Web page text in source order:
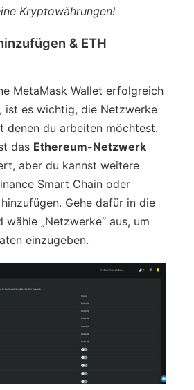
Kryptowährungen!
& ETH
MetaMask Wallet erfolgreich
ist es wichtig, die Netzwerke
denen du arbeiten möchtest.
das Ethereum-Netzwerk
aber du kannst weitere
Smart Chain oder
Gehe dafür in die
wähle „Netzwerke“ aus, um
einzugeben.